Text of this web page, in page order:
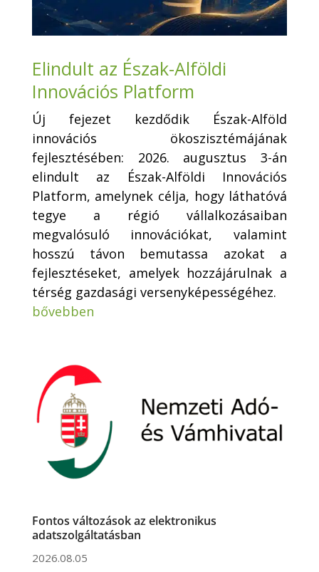
Elindult az Észak-Alföldi
Innovációs Platform
Új fejezet kezdődik Észak-Alföld
innovációs ökoszisztémájának
fejlesztésében: 2026. augusztus 3-án
elindult az Észak-Alföldi Innovációs
Platform, amelynek célja, hogy láthatóvá
tegye a régió vállalkozásaiban
megvalósuló innovációkat, valamint
hosszú távon bemutassa azokat a
fejlesztéseket, amelyek hozzájárulnak a
térség gazdasági versenyképességéhez.
bővebben
Fontos változások az elektronikus
adatszolgáltatásban
2026.08.05